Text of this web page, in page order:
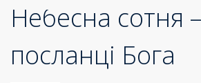
Небесна сотня
посланці Бога